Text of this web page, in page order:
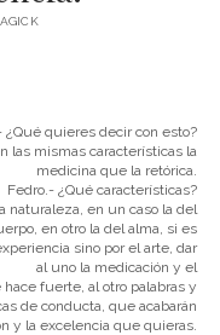
¿Qué quieres decir con esto?
las mismas características la
medicina que la retórica.
Fedro.- ¿Qué características?
naturaleza, en un caso la del
en otro la del alma, si es
sino por el arte, dar
al uno la medicación y el
fuerte, al otro palabras y
de conducta, que acabarán
y la excelencia que quieras.